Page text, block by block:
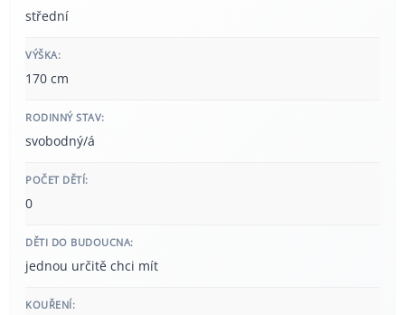
střední
VÝŠKA:
170 cm
RODINNÝ STAV:
svobodný/á
POČET DĚTÍ:
0
DĚTI DO BUDOUCNA:
jednou určitě chci mít
KOUŘENÍ: